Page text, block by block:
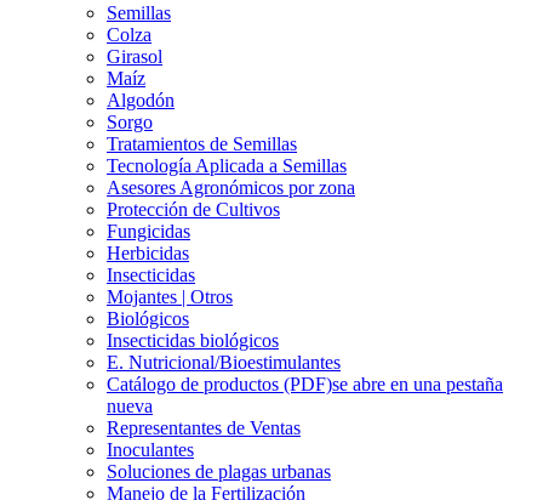
Semillas
Colza
Girasol
Maíz
Algodón
Sorgo
Tratamientos de Semillas
Tecnología Aplicada a Semillas
Asesores Agronómicos por zona
Protección de Cultivos
Fungicidas
Herbicidas
Insecticidas
Mojantes | Otros
Biológicos
Insecticidas biológicos
E. Nutricional/Bioestimulantes
Catálogo de productos (PDF)se abre en una pestaña
nueva
Representantes de Ventas
Inoculantes
Soluciones de plagas urbanas
Manejo de la Fertilización